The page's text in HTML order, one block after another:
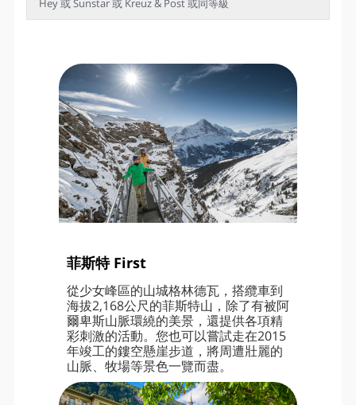
菲斯特 First
從少女峰區的山城格林德瓦，搭纜車到
海拔2,168公尺的菲斯特山，除了有被阿
爾卑斯山脈環繞的美景，還提供各項精
彩刺激的活動。您也可以嘗試走在2015
年竣工的鏤空懸崖步道，將周遭壯麗的
山脈、牧場等景色一覽而盡。